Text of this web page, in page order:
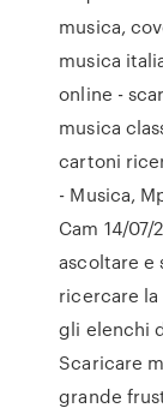
musica,
musica
online -
musica
cartoni
- Musica,
Cam 14/
ascoltare e
ricercare
gli elenchi
Scaricare
grande